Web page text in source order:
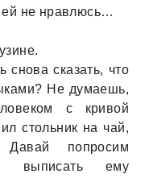
ей не нравлюсь…
сказать, что
Не думаешь,
с кривой
стольник на чай,
попросим
выписать ему